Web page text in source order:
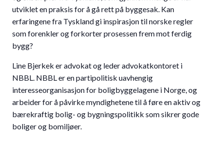
utviklet en praksis for å gå rett på byggesak. Kan
erfaringene fra Tyskland gi inspirasjon til norske regler
som forenkler og forkorter prosessen frem mot ferdig
bygg?
Line Bjerkek er advokat og leder advokatkontoret i
NBBL. NBBL er en partipolitisk uavhengig
interesseorganisasjon for boligbyggelagene i Norge, og
arbeider for å påvirke myndighetene til å føre en aktiv og
bærekraftig bolig- og bygningspolitikk som sikrer gode
boliger og bomiljøer.